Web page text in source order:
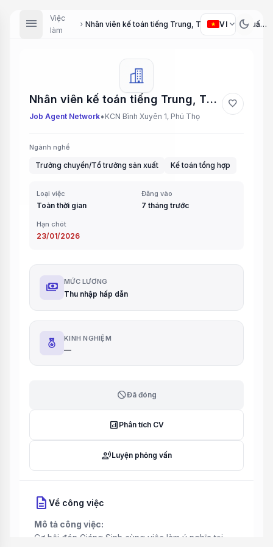
menu
Việc
làm
chevron_right Nhân viên kế toán tiếng Trung, Tổ trưởng sản xuất (Chinese Speaking Accountant, Production Supervisor)
VI expand_more dark_mode
Nhân viên kế toán tiếng Trung, Tổ trưởng sản xuất (Chinese Speaking Accountant, Production Supervisor)
Job Agent Network• KCN Bình Xuyên 1, Phú Thọ
favorite
Ngành nghề
Trưởng chuyền/Tổ trưởng sản xuất Kế toán tổng hợp
Loại việc
Toàn thời gian
Đăng vào
7 tháng trước
Hạn chót
23/01/2026
payments MỨC LƯƠNG
Thu nhập hấp dẫn
KINH NGHIỆM
—
blockĐã đóng
analytics Phân tích CV
record_voice_overLuyện phỏng vấn
description Về công việc
Mô tả công việc:
Cơ hội đón Giáng Sinh cùng việc làm ý nghĩa tại